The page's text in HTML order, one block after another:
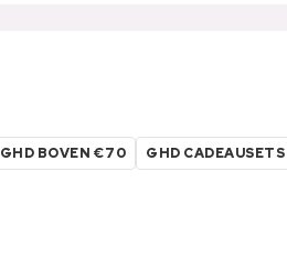
GHD BOVEN €70 GHD CADEAUSETS